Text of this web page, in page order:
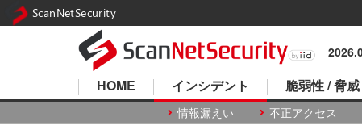
HOME インシデント
情報漏えい 不正アクセス
脆弱性 / 脅威
ScanNetSecurity